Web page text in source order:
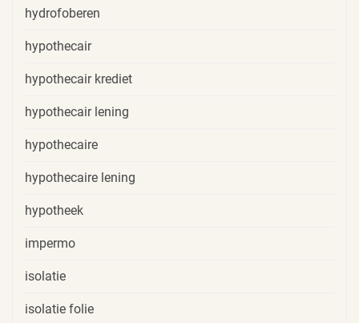
hydrofoberen
hypothecair
hypothecair krediet
hypothecair lening
hypothecaire
hypothecaire lening
hypotheek
impermo
isolatie
isolatie folie